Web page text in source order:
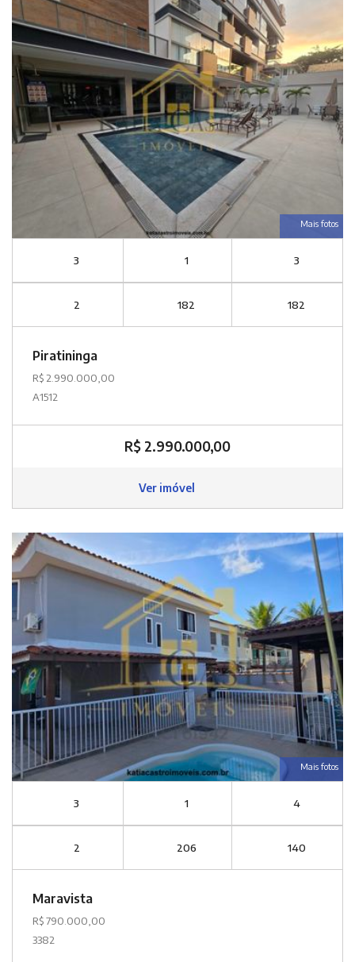
Mais fotos
3 1 3
2 182 182
Piratininga
R$ 2.990.000,00
A1512
R$ 2.990.000,00
Ver imóvel
Mais fotos
3 1 4
2 206 140
Maravista
R$ 790.000,00
3382